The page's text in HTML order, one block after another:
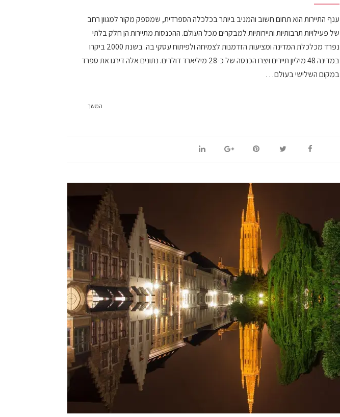
ענף התיירות הוא תחום חשוב והמניב ביותר בכלכלה הספרדית, שמספק מקור למגוון רחב
של פעילויות תרבותיות ותיירותיות למבקרים מכל העולם. ההכנסות מתיירות הן חלק בלתי
נפרד מכלכלת המדינה ומציעות הזדמנות לצמיחה ולפיתוח עסקי בה. בשנת 2000 ביקרו
במדינה 48 מיליון תיירים ויצרו הכנסה של כ-28 מיליארד דולרים. נתונים אלה דירגו את ספרד
במקום השלישי בעולם…
המשך